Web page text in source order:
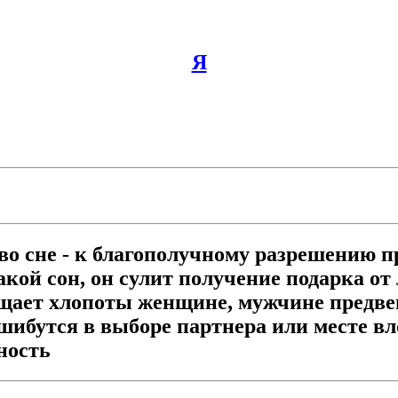
Я
сне - к благополучному разрешению
сон, он сулит получение подарка
хлопоты женщине, мужчине
в выборе партнера или месте